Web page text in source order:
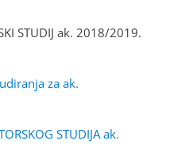
STUDIJ ak. 2018/2019.
za ak.
STUDIJA ak.